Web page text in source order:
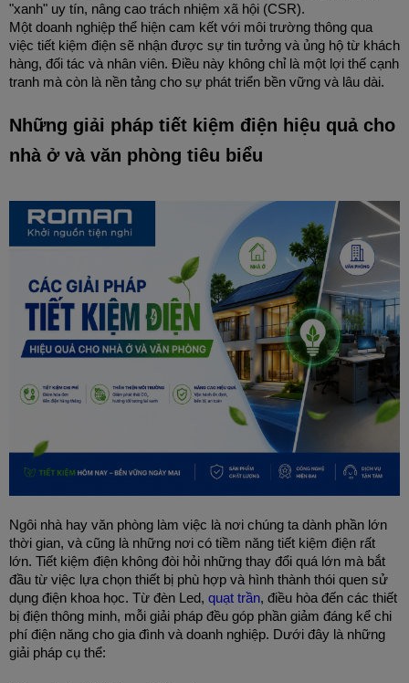
"xanh" uy tín, nâng cao trách nhiệm xã hội (CSR).
Một doanh nghiệp thể hiện cam kết với môi trường thông qua
việc tiết kiệm điện sẽ nhận được sự tin tưởng và ủng hộ từ khách
hàng, đối tác và nhân viên. Điều này không chỉ là một lợi thế cạnh
tranh mà còn là nền tảng cho sự phát triển bền vững và lâu dài.
Những giải pháp tiết kiệm điện hiệu quả cho
nhà ở và văn phòng tiêu biểu
Ngôi nhà hay văn phòng làm việc là nơi chúng ta dành phần lớn
thời gian, và cũng là những nơi có tiềm năng tiết kiệm điện rất
lớn. Tiết kiệm điện không đòi hỏi những thay đổi quá lớn mà bắt
đầu từ việc lựa chọn thiết bị phù hợp và hình thành thói quen sử
dụng điện khoa học. Từ đèn Led, quạt trần, điều hòa đến các thiết
bị điện thông minh, mỗi giải pháp đều góp phần giảm đáng kể chi
phí điện năng cho gia đình và doanh nghiệp. Dưới đây là những
giải pháp cụ thể: